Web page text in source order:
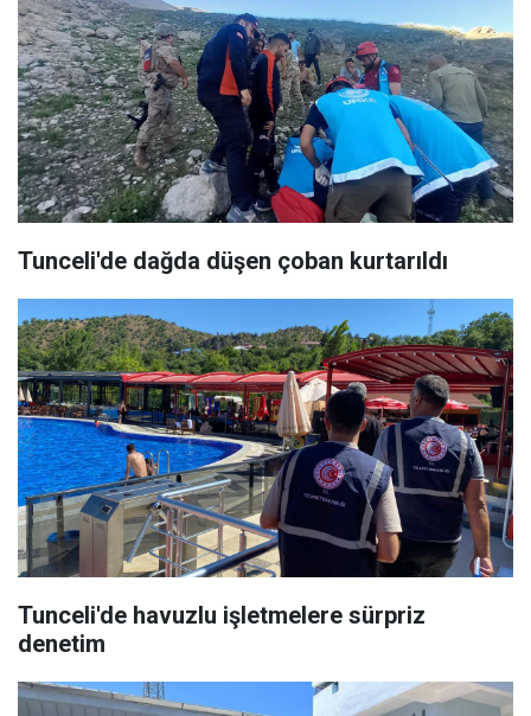
Tunceli'de dağda düşen çoban kurtarıldı
Tunceli'de havuzlu işletmelere sürpriz
denetim